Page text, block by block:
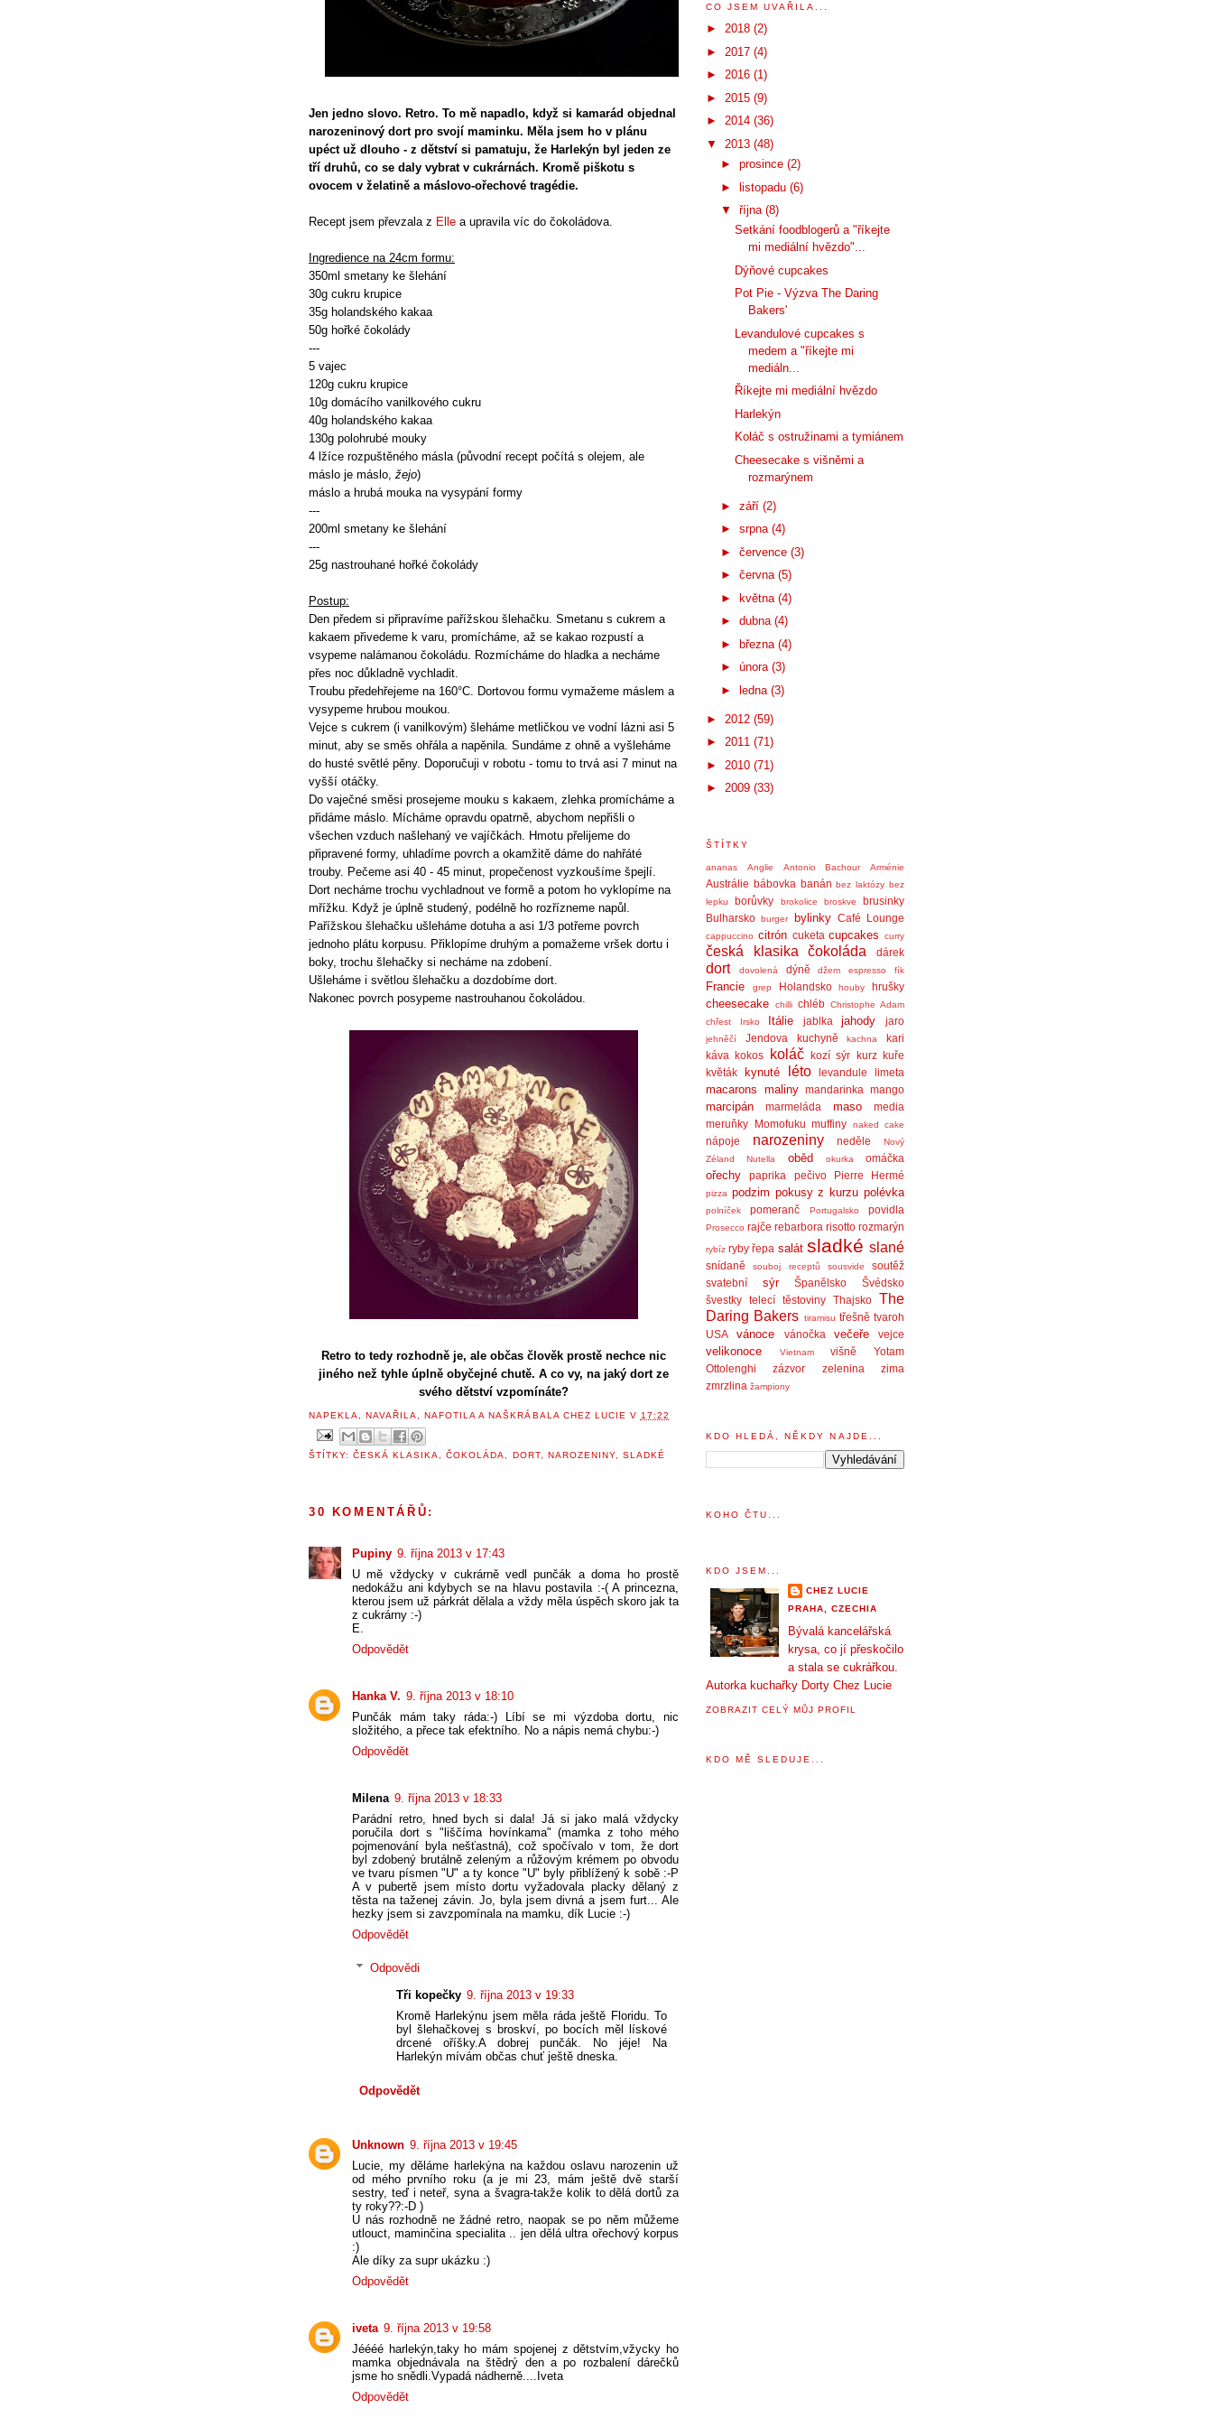
Jen jedno slovo. Retro. To mě napadlo, když si kamarád objednal
narozeninový dort pro svojí maminku. Měla jsem ho v plánu
upéct už dlouho - z dětství si pamatuju, že Harlekýn byl jeden ze
tří druhů, co se daly vybrat v cukrárnách. Kromě piškotu s
ovocem v želatině a máslovo-ořechové tragédie.
Recept jsem převzala z Elle a upravila víc do čokoládova.
Ingredience na 24cm formu:
350ml smetany ke šlehání
30g cukru krupice
35g holandského kakaa
50g hořké čokolády
---
5 vajec
120g cukru krupice
10g domácího vanilkového cukru
40g holandského kakaa
130g polohrubé mouky
4 lžíce rozpuštěného másla (původní recept počítá s olejem, ale
máslo je máslo, žejo)
máslo a hrubá mouka na vysypání formy
---
200ml smetany ke šlehání
---
25g nastrouhané hořké čokolády
Postup:
Den předem si připravíme pařížskou šlehačku. Smetanu s cukrem a
kakaem přivedeme k varu, promícháme, až se kakao rozpustí a
vsypeme nalámanou čokoládu. Rozmícháme do hladka a necháme
přes noc důkladně vychladit.
Troubu předehřejeme na 160°C. Dortovou formu vymažeme máslem a
vysypeme hrubou moukou.
Vejce s cukrem (i vanilkovým) šleháme metličkou ve vodní lázni asi 5
minut, aby se směs ohřála a napěnila. Sundáme z ohně a vyšleháme
do husté světlé pěny. Doporučuji v robotu - tomu to trvá asi 7 minut na
vyšší otáčky.
Do vaječné směsi prosejeme mouku s kakaem, zlehka promícháme a
přidáme máslo. Mícháme opravdu opatrně, abychom nepřišli o
všechen vzduch našlehaný ve vajíčkách. Hmotu přelijeme do
připravené formy, uhladíme povrch a okamžitě dáme do nahřáté
trouby. Pečeme asi 40 - 45 minut, propečenost vyzkoušíme špejlí.
Dort necháme trochu vychladnout ve formě a potom ho vyklopíme na
mřížku. Když je úplně studený, podélně ho rozřízneme napůl.
Pařížskou šlehačku ušleháme dotuha a asi 1/3 potřeme povrch
jednoho plátu korpusu. Přiklopíme druhým a pomažeme vršek dortu i
boky, trochu šlehačky si necháme na zdobení.
Ušleháme i světlou šlehačku a dozdobíme dort.
Nakonec povrch posypeme nastrouhanou čokoládou.
Retro to tedy rozhodně je, ale občas člověk prostě nechce nic
jiného než tyhle úplně obyčejné chutě. A co vy, na jaký dort ze
svého dětství vzpomínáte?
NAPEKLA, NAVAŘILA, NAFOTILA A NAŠKRÁBALA CHEZ LUCIE V 17:22
ŠTÍTKY:ČESKÁ KLASIKA ,ČOKOLÁDA DORT, NAROZENINY, SLADKÉ
30 KOMENTÁŘŮ:
Pupiny 9. října 2013 v 17:43
U mě vždycky v cukrárně vedl punčák a doma ho prostě
nedokážu ani kdybych se na hlavu postavila :-( A princezna,
kterou jsem už párkrát dělala a vždy měla úspěch skoro jak ta
z cukrárny :-)
E.
Odpovědět
Hanka V. 9. října 2013 v 18:10
Punčák mám taky ráda:-) Líbí se mi výzdoba dortu, nic
složitého, a přece tak efektního. No a nápis nemá chybu:-)
Odpovědět
Milena 9. října 2013 v 18:33
Parádní retro, hned bych si dala! Já si jako malá vždycky
poručila dort s "liščíma hovínkama" (mamka z toho mého
pojmenování byla nešťastná), což spočívalo v tom, že dort
byl zdobený brutálně zeleným a růžovým krémem po obvodu
ve tvaru písmen "U" a ty konce "U" byly přiblížený k sobě :-P
A v pubertě jsem místo dortu vyžadovala placky dělaný z
těsta na taženej závin. Jo, byla jsem divná a jsem furt... Ale
hezky jsem si zavzpomínala na mamku, dík Lucie :-)
Odpovědět
Odpovědi
Tři kopečky 9. října 2013 v 19:33
Kromě Harlekýnu jsem měla ráda ještě Floridu. To
byl šlehačkovej s broskví, po bocích měl lískové
drcené oříšky.A dobrej punčák. No jéje! Na
Harlekýn mívám občas chuť ještě dneska.
Odpovědět
Unknown 9. října 2013 v 19:45
Lucie, my děláme harlekýna na každou oslavu narozenin už
od mého prvního roku (a je mi 23, mám ještě dvě starší
sestry, teď i neteř, syna a švagra-takže kolik to dělá dortů za
ty roky??:-D )
U nás rozhodně ne žádné retro, naopak se po něm můžeme
utlouct, maminčina specialita .. jen dělá ultra ořechový korpus
:)
Ale díky za supr ukázku :)
Odpovědět
iveta 9. října 2013 v 19:58
Jéééé harlekýn,taky ho mám spojenej z dětstvím,vžycky ho
mamka objednávala na štědrý den a po rozbalení dárečků
jsme ho snědli.Vypadá nádherně....Iveta
Odpovědět
CO JSEM UVAŘILA...
► 2018 (2)
► 2017 (4)
► 2016 (1)
► 2015 (9)
► 2014 (36)
▼ 2013 (48)
► prosince (2)
► listopadu (6)
▼ října (8)
Setkání foodblogerů a "říkejte
mi mediální hvězdo"...
Dýňové cupcakes
Pot Pie - Výzva The Daring
Bakers'
Levandulové cupcakes s
medem a "říkejte mi
mediáln...
Říkejte mi mediální hvězdo
Harlekýn
Koláč s ostružinami a tymiánem
Cheesecake s višněmi a
rozmarýnem
► září (2)
► srpna (4)
► července (3)
► června (5)
►
května (4)
► dubna (4)
►
března (4)
► února (3)
►
ledna (3)
► 2012 (59)
► 2011 (71)
► 2010 (71)
► 2009 (33)
ŠTÍTKY
ananas Anglie Antonio Bachour Arménie
Austrálie bábovka banán bez laktózy bez
lepku
borůvky brokolice broskve
brusinky
Bulharsko
burger bylinky Café Lounge
cappuccino citrón cuketa cupcakes curry
česká klasika čokoláda dárek
dort dovolená dýně džem espresso fík
Francie grep Holandsko houby hrušky
cheesecake chilli chléb Christophe Adam
chřest
Irsko Itálie jablka jahody jaro
jehněčí Jendova kuchyně kachna
kari
káva
kokos koláč kozí sýr kurz
kuře
květák
kynuté léto levandule limeta
macarons maliny mandarinka mango
marcipán marmeláda maso
media
meruňky
Momofuku muffiny naked cake
nápoje narozeniny neděle
Nový
Zéland
Nutella oběd okurka omáčka
ořechy paprika pečivo Pierre Hermé
pizza podzim pokusy z kurzu polévka
polníček pomeranč Portugalsko povidla
Prosecco rajče rebarbora risotto rozmarýn
rybíz ryby řepa salát sladké slané
snídaně souboj receptů sousvide
soutěž
svatební
sýr Španělsko
Švédsko
švestky
telecí těstoviny Thajsko
The
Daring Bakers tiramisu třešně tvaroh
USA
vánoce vánočka večeře vejce
velikonoce Vietnam višně
Yotam
Ottolenghi
zázvor zelenina
zima
zmrzlina žampiony
KDO HLEDÁ, NĚKDY NAJDE...
KOHO ČTU...
KDO JSEM...
CHEZ LUCIE
PRAHA, CZECHIA
Bývalá kancelářská
krysa, co jí přeskočilo
a stala se cukrářkou.
Autorka kuchařky Dorty Chez Lucie
ZOBRAZIT CELÝ MŮJ PROFIL
KDO MĚ SLEDUJE...